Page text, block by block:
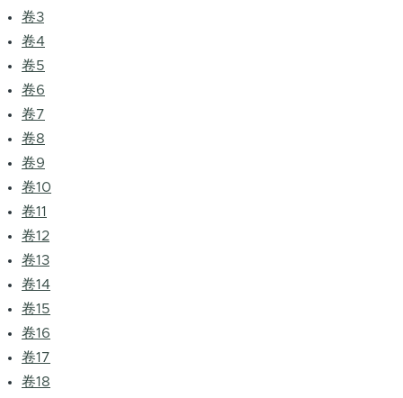
卷3
卷4
卷5
卷6
卷7
卷8
卷9
卷10
卷11
卷12
卷13
卷14
卷15
卷16
卷17
卷18